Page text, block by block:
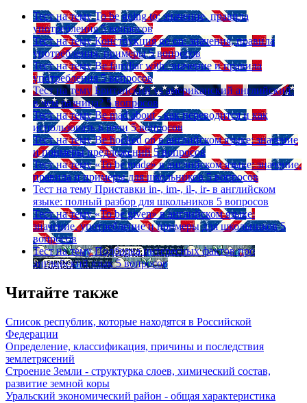
Тест на тему To be going to: значение, правила
употребления 5 вопросов
Тест на тему Конструкция go on: значения, правила
употребления, примеры 5 вопросов
Тест на тему Be familiar with: значение и правила
употребления 5 вопросов
Тест на тему Британский vs американский английский:
в чем разница? 5 вопросов
Тест на тему Be mad about - как переводится и как
использовать в речи 5 вопросов
Тест на тему Be hooked on в английском языке: значение
и примеры предложений 5 вопросов
Тест на тему «To be made» в английском языке: значение,
правила и примеры для школьников 5 вопросов
Тест на тему Приставки in-, im-, il-, ir- в английском
языке: полный разбор для школьников 5 вопросов
Тест на тему «To be given» в английском языке:
значение, употребление и примеры для школьников 5
вопросов
Тест на тему Подборка интересных фактов про
английский язык 5 вопросов
Читайте также
Список республик, которые находятся в Российской
Федерации
Определение, классификация, причины и последствия
землетрясений
Строение Земли - структурка слоев, химический состав,
развитие земной коры
Уральский экономический район - общая характеристика